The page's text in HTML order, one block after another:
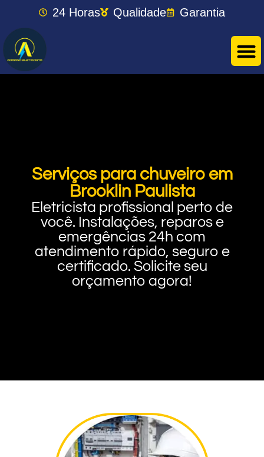
24 Horas Qualidade Garantia
Serviços para chuveiro em
Brooklin Paulista
Eletricista profissional perto de
você. Instalações, reparos e
emergências 24h com
atendimento rápido, seguro e
certificado. Solicite seu
orçamento agora!